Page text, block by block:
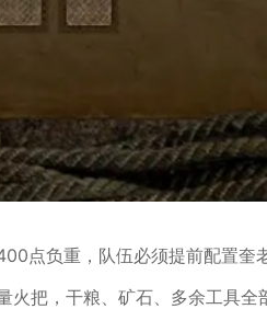
点负重，队伍必须提前配置奎
火把，干粮、矿石、多余工具